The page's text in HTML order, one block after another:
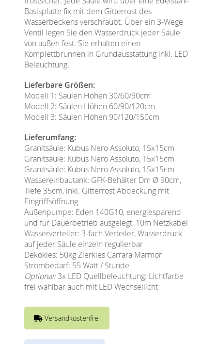
Basisplatte fix mit dem Gitterrost des
Wasserbeckens verschraubt. Über ein 3-Wege
Ventil legen Sie den Wasserdruck jeder Säule
von außen fest. Sie erhalten einen
Komplettbrunnen in Grundausstattung inkl. LED
Beleuchtung.
Lieferbare Größen:
Modell 1: Säulen Höhen 30/60/90cm
Modell 2: Säulen Höhen 60/90/120cm
Modell 3: Säulen Höhen 90/120/150cm
Lieferumfang:
Granitsäule: Kubus Nero Assoluto, 15x15cm
Granitsäule: Kubus Nero Assoluto, 15x15cm
Granitsäule: Kubus Nero Assoluto, 15x15cm
Wassereinbautank: GFK-Behälter Dm Ø 90cm,
Tiefe 35cm, inkl. Gitterrost Abdeckung mit
Eingriffsöffnung
Außenpumpe: Eden 140G10, energiesparend
und für Dauerbetrieb ausgelegt, 10m Netzkabel
Wasserverteiler: 3-fach Verteiler, Wasserdruck
auf jeder Säule einzeln regulierbar
Dekokies: 50kg Zierkies Carrara Marmor
Strombedarf: 55 Watt / Stunde
Optional:3x LED Quellbeleuchtung: Lichtfarbe
frei wählbar auch mit LED Wechsellicht
Versandkostenfrei